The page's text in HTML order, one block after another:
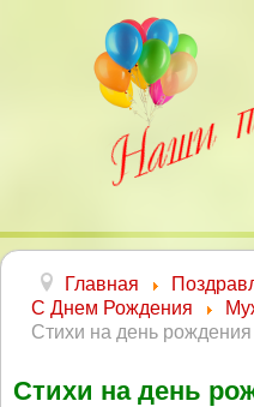
Главная
С Днем Рождения
Стихи на день рождения
Стихи на день